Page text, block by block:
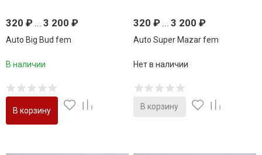
320 ₽ ... 3 200 ₽
Auto Big Bud fem
В наличии
В корзину
320₽ ... 3 200₽
Auto Super Mazar fem
Нет в наличии
В корзину